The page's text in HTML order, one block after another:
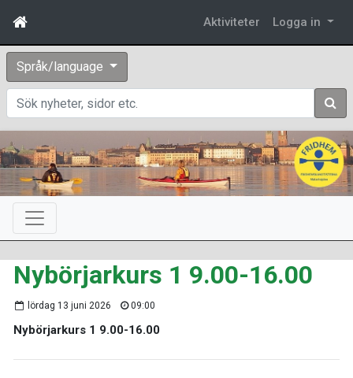
Aktiviteter Logga in
Språk/language
Sök
Nybörjarkurs 1 9.00-16.00
lördag 13 juni 2026 09:00
Nybörjarkurs 1 9.00-16.00